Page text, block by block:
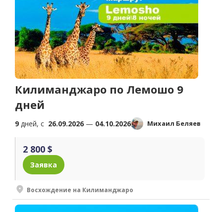
Килиманджаро по Лемошо 9
дней
9 дней, c 26.09.2026 — 04.10.2026 Михаил Беляев
2 800 $
Заявка
Восхождение на Килиманджаро